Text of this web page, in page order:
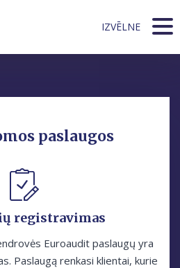
IZVĒLNE
paslaugos
registravimas
Euroаudit paslaugų yra
Paslaugą renkasi klientai, kurie